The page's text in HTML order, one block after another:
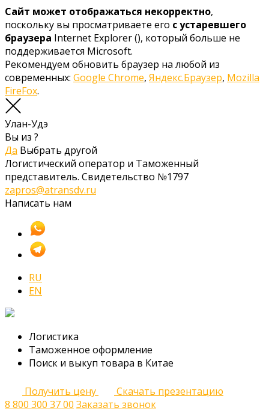
Сайт может отображаться некорректно,
поскольку вы просматриваете его с устаревшего
браузера Internet Explorer (), который больше не
поддерживается Microsoft.
Рекомендуем обновить браузер на любой из
современных: Google Chrome, Яндекс.Браузер, Mozilla
FireFox.
Улан-Удэ
Вы из ?
Да Выбрать другой
Логистический оператор и Таможенный
представитель. Свидетельство №1797
zapros@atransdv.ru
Написать нам
RU
EN
Логистика
Таможенное оформление
Поиск и выкуп товара в Китае
Получить цену
Скачать презентацию
8 800 300 37 00 Заказать звонок